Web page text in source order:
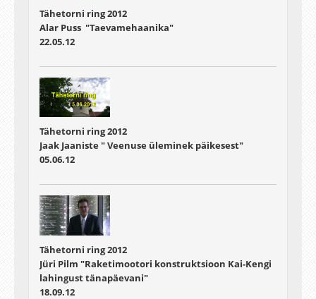
Tähetorni ring 2012
Alar Puss "Taevamehaanika"
22.05.12
Tähetorni ring 2012
Jaak Jaaniste " Veenuse üleminek päikesest"
05.06.12
Tähetorni ring 2012
Jüri Pilm "Raketimootori konstruktsioon Kai-Kengi
lahingust tänapäevani"
18.09.12